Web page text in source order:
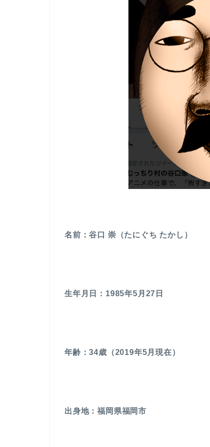
名前：谷口 崇（たにぐち たかし）
生年月日：1985年5月27日
年齢：34歳（2019年5月現在）
出身地：福岡県福岡市